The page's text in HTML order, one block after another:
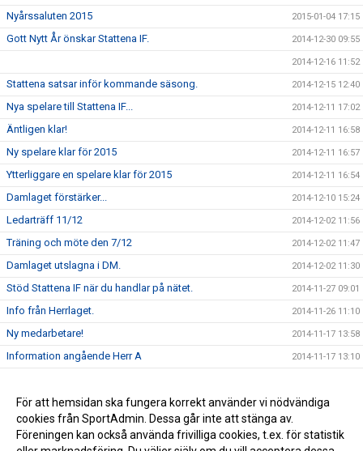
Nyårssaluten 2015 2015-01-04 17:15
Gott Nytt År önskar Stattena IF. 2014-12-30 09:55
2014-12-16 11:52
Stattena satsar inför kommande säsong. 2014-12-15 12:40
Nya spelare till Stattena IF... 2014-12-11 17:02
Äntligen klar! 2014-12-11 16:58
Ny spelare klar för 2015 2014-12-11 16:57
Ytterliggare en spelare klar för 2015 2014-12-11 16:54
Damlaget förstärker... 2014-12-10 15:24
Ledarträff 11/12 2014-12-02 11:56
Träning och möte den 7/12 2014-12-02 11:47
Damlaget utslagna i DM. 2014-12-02 11:30
Stöd Stattena IF när du handlar på nätet. 2014-11-27 09:01
Info från Herrlaget. 2014-11-26 11:10
Ny medarbetare! 2014-11-17 13:58
Information angående Herr A 2014-11-17 13:10
Stöd Stattena IF:s ungdomar genom Svenska Spel 2014-02-03 08:30
Stattena IF på väg mot toppen 2014-01-01 08:54
För att hemsidan ska fungera korrekt använder vi nödvändiga
cookies från SportAdmin. Dessa går inte att stänga av.
Föreningen kan också använda frivilliga cookies, t.ex. för statistik